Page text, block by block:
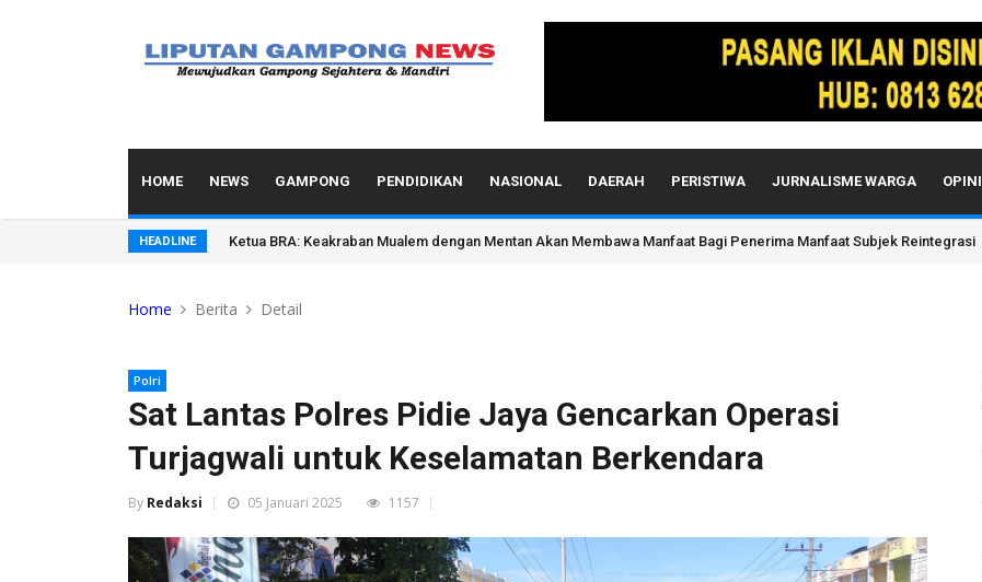
HOME NEWS GAMPONG PENDIDIKAN NASIONAL DAERAH PERISTIWA JURNALISME WARGA OPINI
HEADLINE Ketua BRA: Keakraban Mualem dengan Mentan Akan Membawa Manfaat Bagi Penerima Manfaat Subjek Reintegrasi
Home Berita Detail
Polri
Sat Lantas Polres Pidie Jaya Gencarkan Operasi
Turjagwali untuk Keselamatan Berkendara
By Redaksi 05 Januari 2025 1157